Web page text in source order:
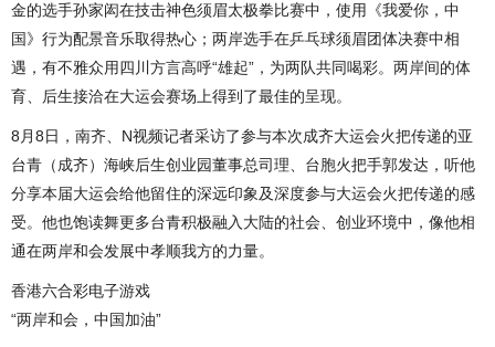
金的选手孙家闳在技击神色须眉太极拳比赛中，使用《我爱你，中
国》行为配景音乐取得热心；两岸选手在乒乓球须眉团体决赛中相
遇，有不雅众用四川方言高呼“雄起”，为两队共同喝彩。两岸间的体
育、后生接洽在大运会赛场上得到了最佳的呈现。
8月8日，南齐、N视频记者采访了参与本次成齐大运会火把传递的亚
台青（成齐）海峡后生创业园董事总司理、台胞火把手郭发达，听他
分享本届大运会给他留住的深远印象及深度参与大运会火把传递的感
受。他也饱读舞更多台青积极融入大陆的社会、创业环境中，像他相
通在两岸和会发展中孝顺我方的力量。
香港六合彩电子游戏
“两岸和会，中国加油”